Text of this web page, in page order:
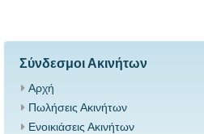
Σύνδεσμοι Ακινήτων
Αρχή
Πωλήσεις Ακινήτων
Ενοικιάσεις Ακινήτων